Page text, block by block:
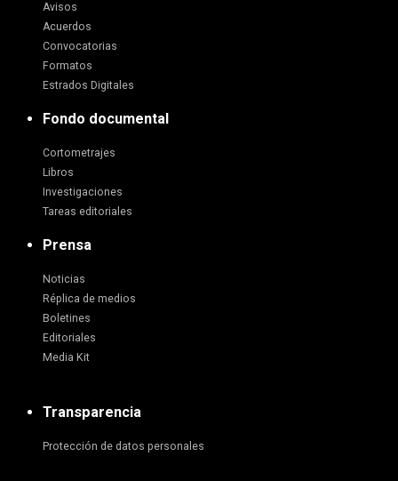
Avisos
Acuerdos
Convocatorias
Formatos
Estrados Digitales
Fondo documental
Cortometrajes
Libros
Investigaciones
Tareas editoriales
Prensa
Noticias
Réplica de medios
Boletines
Editoriales
Media Kit
Transparencia
Protección de datos personales